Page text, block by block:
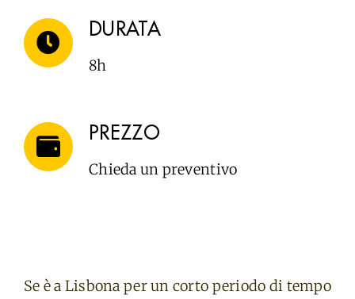
DURATA
8h
PREZZO
Chieda un preventivo
Se è a Lisbona per un corto periodo di tempo